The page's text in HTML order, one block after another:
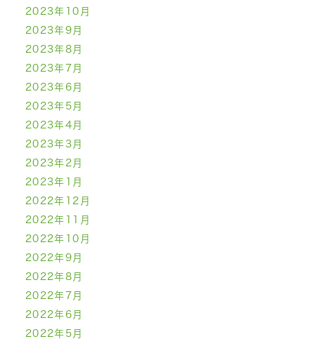
2023年10月
2023年9月
2023年8月
2023年7月
2023年6月
2023年5月
2023年4月
2023年3月
2023年2月
2023年1月
2022年12月
2022年11月
2022年10月
2022年9月
2022年8月
2022年7月
2022年6月
2022年5月